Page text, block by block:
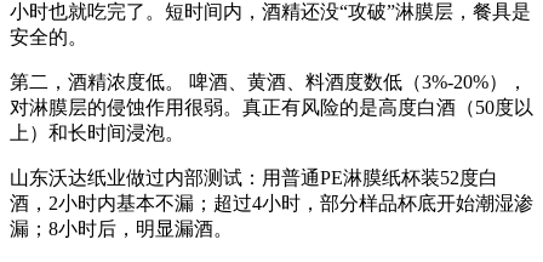
小时也就吃完了。短时间内，酒精还没“攻破”淋膜层，餐具是
安全的。
第二，酒精浓度低。
啤酒、黄酒、料酒度数低（3%-20%），
对淋膜层的侵蚀作用很弱。真正有风险的是高度白酒 （50度以
上）和长时间浸泡。
山东沃达纸业做过内部测试：用普通PE淋膜纸杯装52度白
酒， 2小时内基本不漏； 超过4小时 ，部分样品杯底开始潮湿渗
漏； 8小时后 ，明显漏酒。